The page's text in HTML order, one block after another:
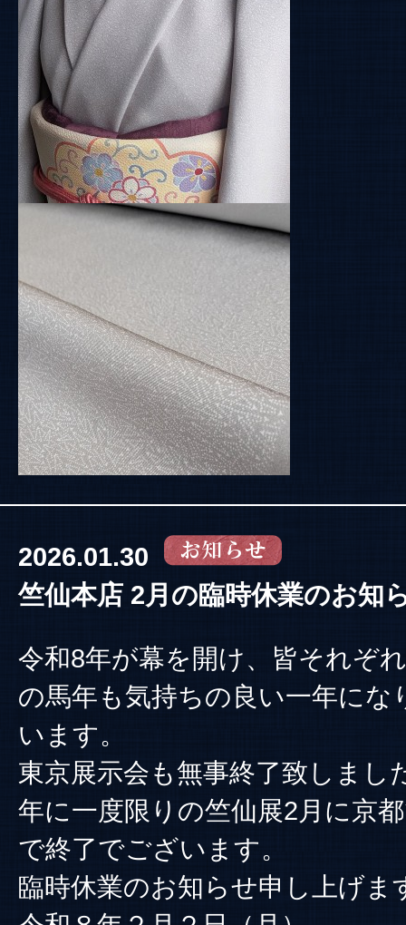
2026.01.30
竺仙本店 2月の臨時休業のお知
令和8年が幕を開け、皆それぞ
の馬年も気持ちの良い一年にな
います。
東京展示会も無事終了致しまし
年に一度限りの竺仙展2月に京
で終了でございます。
臨時休業のお知らせ申し上げま